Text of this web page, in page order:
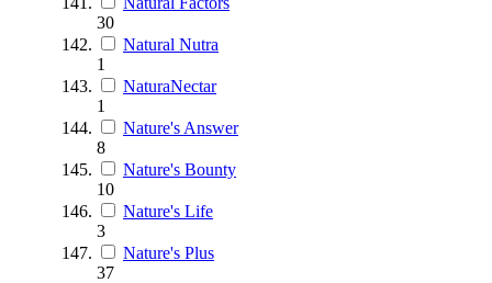
30
Natural Nutra
1
NaturaNectar
1
Nature's Answer
8
Nature's Bounty
10
Nature's Life
3
Nature's Plus
37